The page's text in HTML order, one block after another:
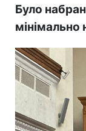
Було
мінімально